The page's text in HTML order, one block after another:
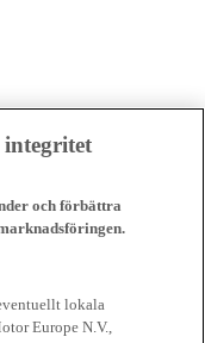
integritet
och förbättra
lokala
Europe N.V.,